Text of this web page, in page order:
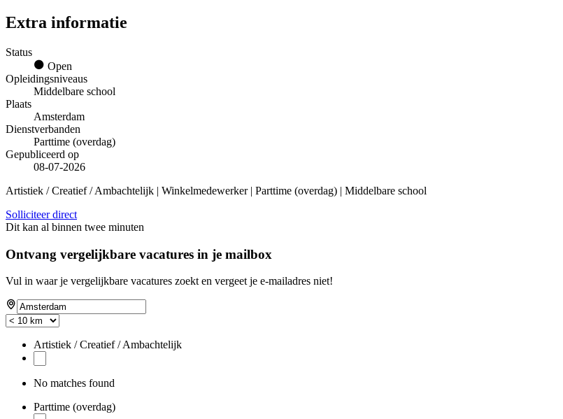
Extra informatie
Status
Open
Opleidingsniveaus
Middelbare school
Plaats
Amsterdam
Dienstverbanden
Parttime (overdag)
Gepubliceerd op
08-07-2026
Artistiek / Creatief / Ambachtelijk | Winkelmedewerker | Parttime (overdag) | Middelbare school
Solliciteer direct
Dit kan al binnen twee minuten
Ontvang vergelijkbare vacatures in je mailbox
Vul in waar je vergelijkbare vacatures zoekt en vergeet je e-mailadres niet!
Artistiek / Creatief / Ambachtelijk
No matches found
Parttime (overdag)